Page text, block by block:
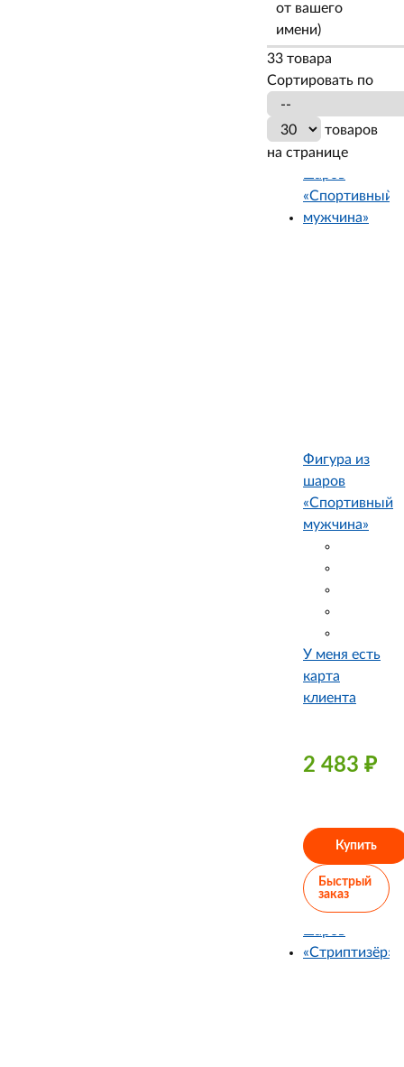
от вашего
имени)
33 товара
Сортировать по
товаров
на странице
Фигура из
шаров
«Спортивный
мужчина»
У меня есть
карта
клиента
2 483 ₽
Купить
Быстрый
заказ